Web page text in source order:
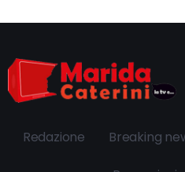
Redazione Breaking